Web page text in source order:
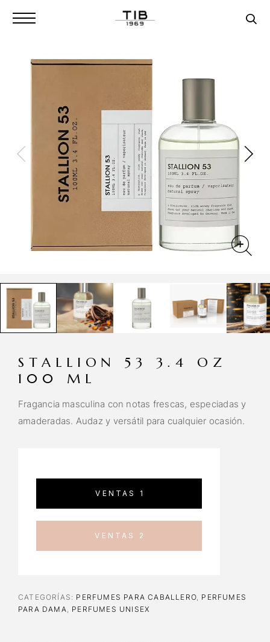
STALLION 53 3.4 OZ
100 ML
Fragancia masculina con notas frescas, especiadas y
amaderadas. Audaz y versátil para cualquier ocasión.
VENTAS 1
VENTAS 2
CATEGORÍAS: PERFUMES PARA CABALLERO PERFUMES
PARA DAMA
PERFUMES UNISEX